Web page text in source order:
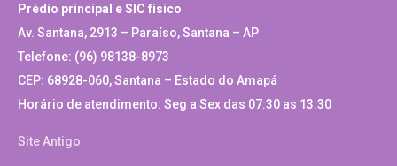
Prédio principal e SIC físico
Av. Santana, 2913 – Paraíso, Santana – AP
Telefone: (96) 98138-8973
CEP: 68928-060, Santana – Estado do Amapá
Horário de atendimento: Seg a Sex das 07:30 as 13:30
Site Antigo